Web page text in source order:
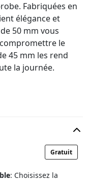
Fabriquées en
élégance et
50 mm vous
le
45 mm les rend
la journée.
Gratuit
: Choisissez la